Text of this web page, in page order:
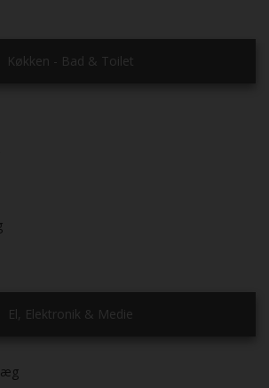
Køkken - Bad & Toilet
El, Elektronik & Medie